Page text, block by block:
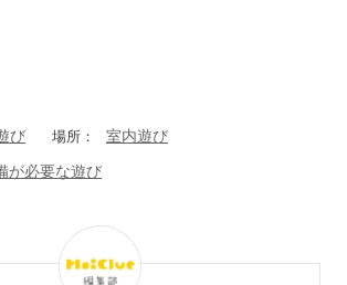
び 場所： 室内遊び
が必要な遊び